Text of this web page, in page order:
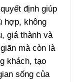
định giúp
hợp, không
giá thành và
mà còn là
khách, tạo
sống của